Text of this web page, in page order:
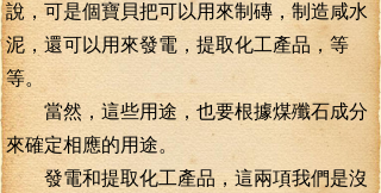
說，可是個寶貝把可以用來制磚，制造咸水
泥，還可以用來發電，提取化工產品，等
等。
當然，這些用途，也要根據煤殲石成分
來確定相應的用途。
發電和提取化工產品，這兩項我們是沒